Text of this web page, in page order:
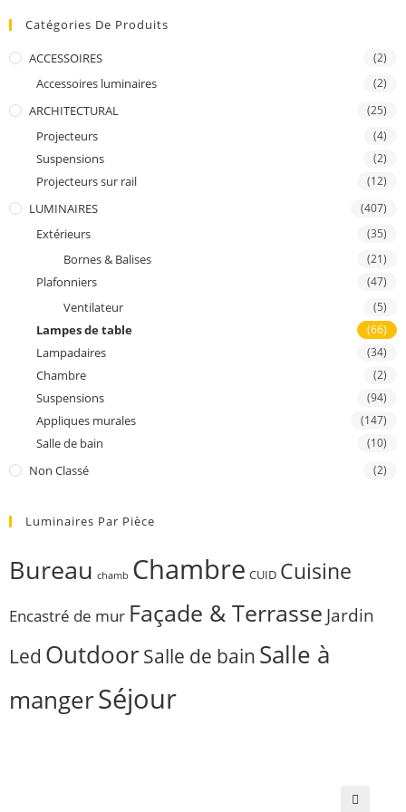
Catégories De Produits
ACCESSOIRES (2)
Accessoires luminaires (2)
ARCHITECTURAL (25)
Projecteurs (4)
Suspensions (2)
Projecteurs sur rail (12)
LUMINAIRES (407)
Extérieurs (35)
Bornes & Balises (21)
Plafonniers (47)
Ventilateur (5)
Lampes de table (66)
Lampadaires (34)
Chambre (2)
Suspensions (94)
Appliques murales (147)
Salle de bain (10)
Non Classé (2)
Luminaires Par Pièce
Bureau chamb Chambre CUID Cuisine
Encastré de mur Façade & Terrasse Jardin
Led OutdoorSalle de bain Salle à
mangerSéjour